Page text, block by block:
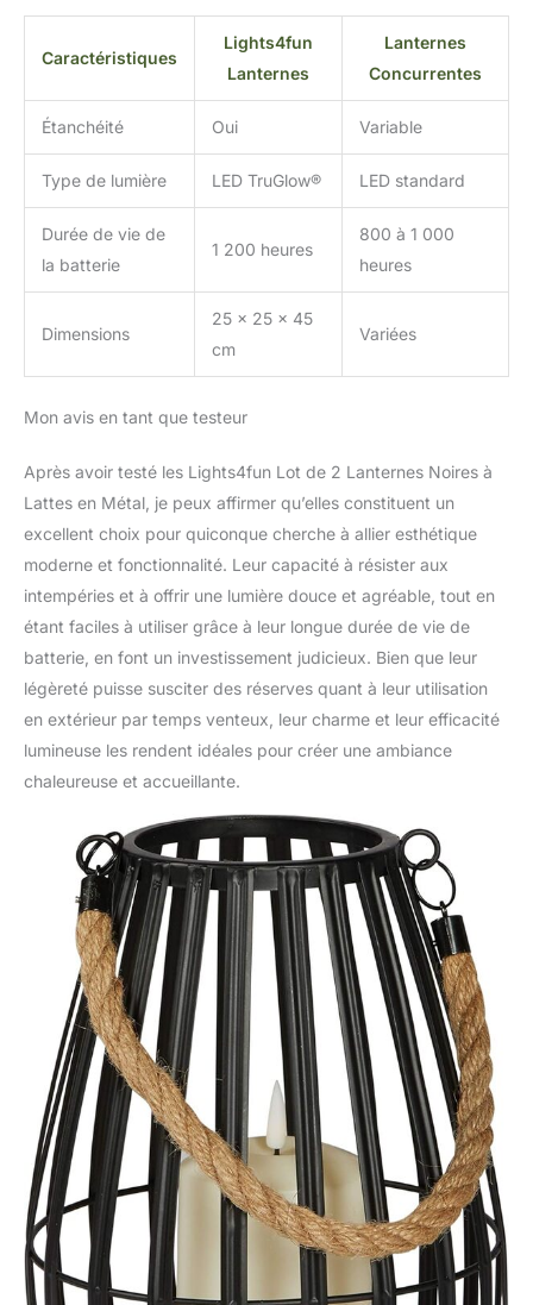
Caractéristiques
Lights4fun
Lanternes
Lanternes
Concurrentes
Étanchéité Oui Variable
Type de lumière LED TruGlow® LED standard
Durée de vie de
la batterie
1 200 heures
800 à 1 000
heures
Dimensions
25 x 25 x 45
cm
Variées
Mon avis en tant que testeur
Après avoir testé les Lights4fun Lot de 2 Lanternes Noires à
Lattes en Métal, je peux affirmer qu’elles constituent un
excellent choix pour quiconque cherche à allier esthétique
moderne et fonctionnalité. Leur capacité à résister aux
intempéries et à offrir une lumière douce et agréable, tout en
étant faciles à utiliser grâce à leur longue durée de vie de
batterie, en font un investissement judicieux. Bien que leur
légèreté puisse susciter des réserves quant à leur utilisation
en extérieur par temps venteux, leur charme et leur efficacité
lumineuse les rendent idéales pour créer une ambiance
chaleureuse et accueillante.